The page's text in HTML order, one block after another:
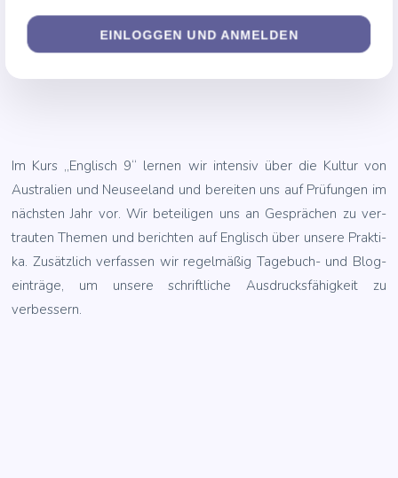
Im Kurs „Eng­lisch 9“ ler­nen wir inten­siv über die Kul­tur von
Aus­tra­li­en und Neu­see­land und berei­ten uns auf Prü­fun­gen im
nächs­ten Jahr vor. Wir betei­li­gen uns an Gesprä­chen zu ver­
trau­ten The­men und berich­ten auf Eng­lisch über unse­re Prak­ti­
ka. Zusätz­lich ver­fas­sen wir regel­mä­ßig Tage­buch- und Blog­
ein­trä­ge, um unse­re schrift­li­che Aus­drucks­fä­hig­keit zu
verbessern.
EIN­LOG­GEN UND ANMELDEN